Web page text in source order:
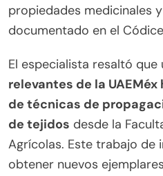
propiedades medicinales
documentado en el
El especialista resaltó que
relevantes de la
de técnicas de
de tejidos desde la
Agrícolas. Este trabajo de
obtener nuevos